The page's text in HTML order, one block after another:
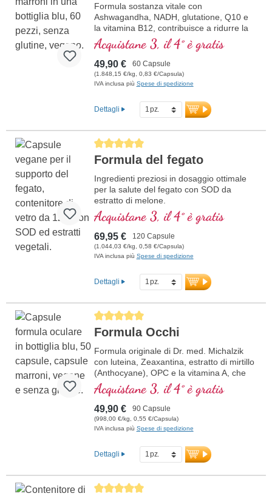
Formula sostanza vitale con
Ashwagandha, NADH, glutatione, Q10 e
la vitamina B12, contribuisce a ridurre la
stanchezza e la fatica.
Acquistane 3, il 4° è gratis
49,90 € 60 Capsule
(1.848,15 €/kg, 0,83 €/Capsula)
IVA inclusa più Spese di spedizione
Dettagli
Average rating of 5 out of 5 stars
Formula del fegato
Ingredienti preziosi in dosaggio ottimale
per la salute del fegato con SOD da
estratto di melone.
Acquistane 3, il 4° è gratis
69,95 € 120 Capsule
(1.044,03 €/kg, 0,58 €/Capsula)
IVA inclusa più Spese di spedizione
Dettagli
Average rating of 5 out of 5 stars
Formula Occhi
Formula originale di Dr. med. Michalzik
con luteina, Zeaxantina, estratto di mirtillo
(Anthocyane), OPC e la vitamina A, che
contribuisce al mantenimento della
capacità visiva normale.
Acquistane 3, il 4° è gratis
49,90 € 90 Capsule
(998,00 €/kg, 0,55 €/Capsula)
IVA inclusa più Spese di spedizione
Dettagli
Average rating of 5 out of 5 stars